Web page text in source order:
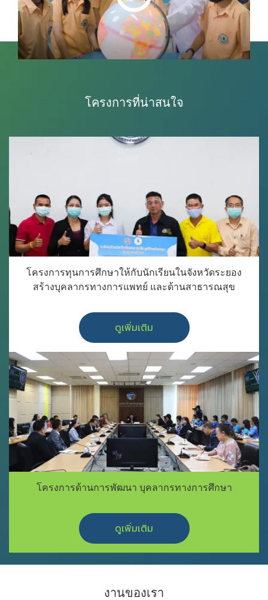
โครงการที่น่าสนใจ
โครงการทุนการศึกษาให้กับนักเรียนในจังหวัดระยอง
สร้างบุคลากรทางการแพทย์ และด้านสาธารณสุข
ดูเพิ่มเติม
โครงการด้านการพัฒนา บุคลากรทางการศึกษา
ดูเพิ่มเติม
งานของเรา